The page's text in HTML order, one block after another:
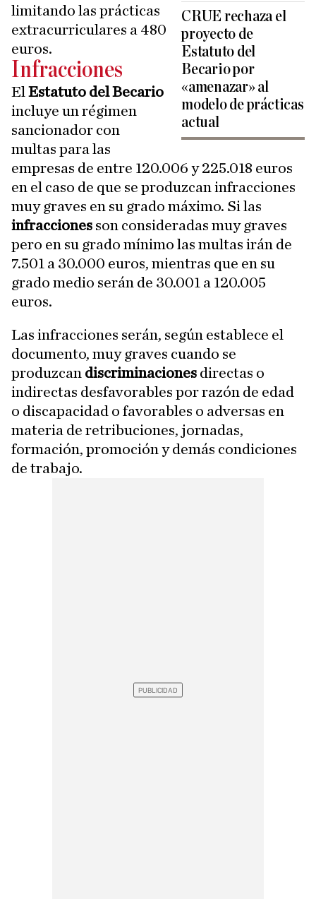
CRUE rechaza el
proyecto de
Estatuto del
Becario por
«amenazar» al
modelo de prácticas
actual
limitando las prácticas
extracurriculares a 480
euros.
Infracciones
El Estatuto del Becario
incluye un régimen
sancionador con
multas para las
empresas de entre 120.006 y 225.018 euros
en el caso de que se produzcan infracciones
muy graves en su grado máximo. Si las
infracciones son consideradas muy graves
pero en su grado mínimo las multas irán de
7.501 a 30.000 euros, mientras que en su
grado medio serán de 30.001 a 120.005
euros.
Las infracciones serán, según establece el
documento, muy graves cuando se
produzcan discriminaciones directas o
indirectas desfavorables por razón de edad
o discapacidad o favorables o adversas en
materia de retribuciones, jornadas,
formación, promoción y demás condiciones
de trabajo.